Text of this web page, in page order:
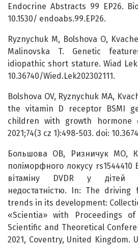
Endocrine Abstracts 99 EP26.
10.1530/ endoabs.99.EP26.
Ryznychuk M, Bolshova O,
Malinovska T. Genetic
idiopathic short stature. Wiad
10.36740/Wied.Lek202302111.
Bolshova OV, Ryznychuk MA,
the vitamin D receptor BSMI
children with growth hormone
2021;74(3 cz 1):498-503. doi:
Большова ОВ, Ризничук МО,
поліморфного локусу rs1544410
вітаміну DVDR у дітей
недостатністю. In: The
trends in its development:
«Scientia» with Proceedings
Scientific and Theoretical
2021, Coventry, United Kingdom.